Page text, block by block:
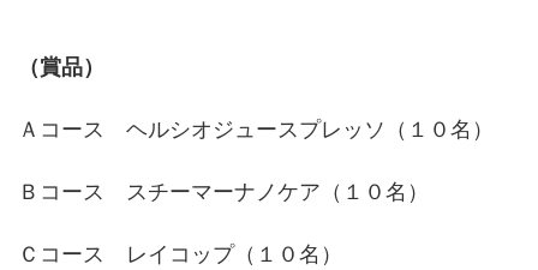
（賞品）
Ａコース ヘルシオジュースプレッソ（１０名）
Ｂコース スチーマーナノケア（１０名）
Ｃコース レイコップ（１０名）